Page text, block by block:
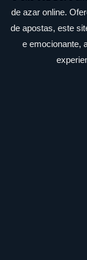
de azar online.
de apostas, este
e emocionante,